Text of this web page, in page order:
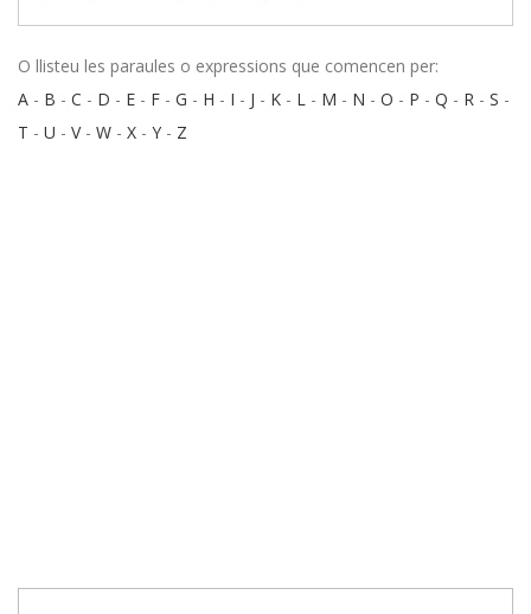
O llisteu les paraules o expressions que comencen per:
A - B - C - D - E - F - G - H - I - J - K - L - M - N - O - P - Q - R - S -
T - U - V- W - X - Y - Z